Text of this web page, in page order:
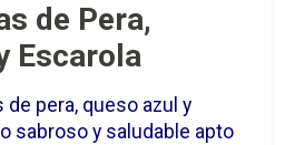
de Pera,
Escarola
pera, queso azul y
sabroso y saludable apto